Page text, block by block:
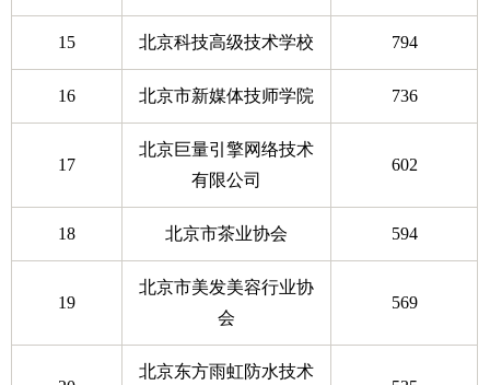
15 北京科技高级技术学校 794
16 北京市新媒体技师学院 736
17
北京巨量引擎网络技术
有限公司
602
18 北京市茶业协会 594
19
北京市美发美容行业协
会
569
北京东方雨虹防水技术